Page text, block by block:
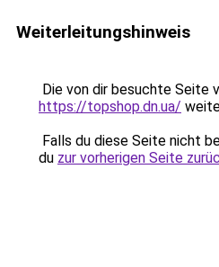
Weiterleitungshinweis
Die von dir besuchte Seite
https://topshop.dn.ua/
Falls du diese Seite nicht
du zur vorherigen Seite